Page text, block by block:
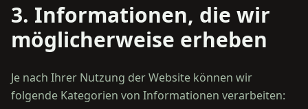
3. Informationen, die wir
möglicherweise erheben
Je nach Ihrer Nutzung der Website können wir
folgende Kategorien von Informationen verarbeiten: